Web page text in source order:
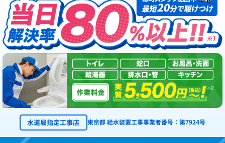
水道局指定工事店 東京都 給水装置工事事業者番号：第7924号